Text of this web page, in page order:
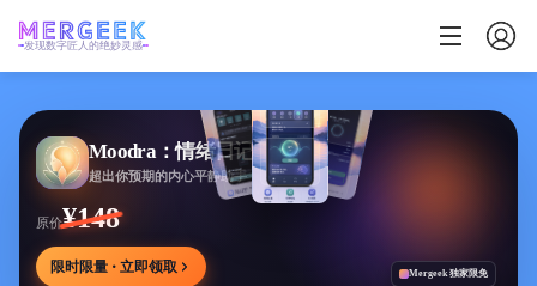
发现数字匠人的绝妙灵感
Moodra：情绪日记
超出你预期的内心平静助手
原价¥148
限时限量 · 立即领取 Mergeek 独家限免